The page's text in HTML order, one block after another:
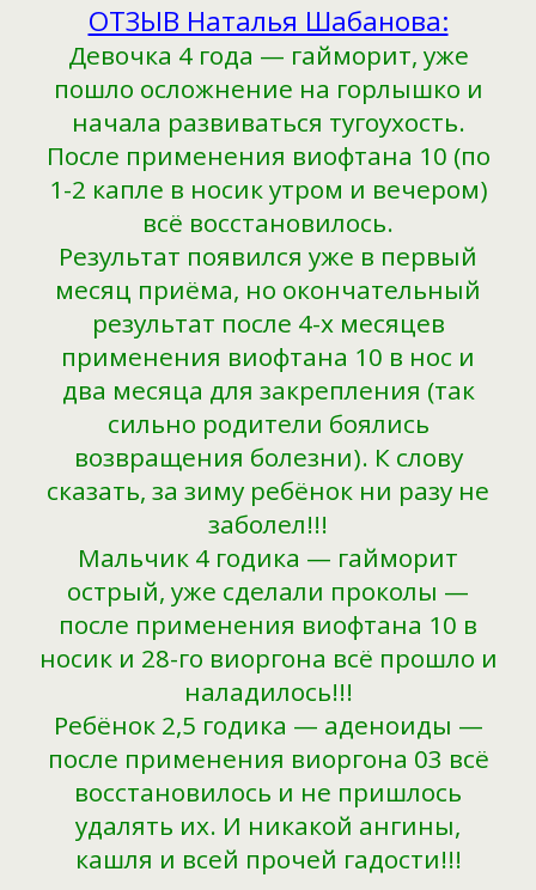
ОТЗЫВ Наталья Шабанова:
Девочка 4 года — гайморит, уже
пошло осложнение на горлышко и
начала развиваться тугоухость.
После применения виофтана 10 (по
1-2 капле в носик утром и вечером)
всё восстановилось.
Результат появился уже в первый
месяц приёма, но окончательный
результат после 4-х месяцев
применения виофтана 10 в нос и
два месяца для закрепления (так
сильно родители боялись
возвращения болезни). К слову
сказать, за зиму ребёнок ни разу не
заболел!!!
Мальчик 4 годика — гайморит
острый, уже сделали проколы —
после применения виофтана 10 в
носик и 28-го виоргона всё прошло и
наладилось!!!
Ребёнок 2,5 годика — аденоиды —
после применения виоргона 03 всё
восстановилось и не пришлось
удалять их. И никакой ангины,
кашля и всей прочей гадости!!!